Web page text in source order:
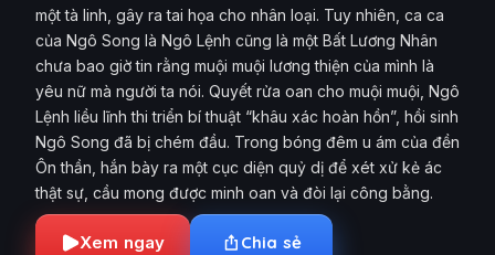
một tà linh, gây ra tai họa cho nhân loại. Tuy nhiên, ca ca
của Ngô Song là Ngô Lệnh cũng là một Bất Lương Nhân
chưa bao giờ tin rằng muội muội lương thiện của mình là
yêu nữ mà người ta nói. Quyết rửa oan cho muội muội, Ngô
Lệnh liều lĩnh thi triển bí thuật “khâu xác hoàn hồn”, hồi sinh
Ngô Song đã bị chém đầu. Trong bóng đêm u ám của đền
Ôn thần, hắn bày ra một cục diện quỷ dị để xét xử kẻ ác
thật sự, cầu mong được minh oan và đòi lại công bằng.
Xem ngay Chia sẻ